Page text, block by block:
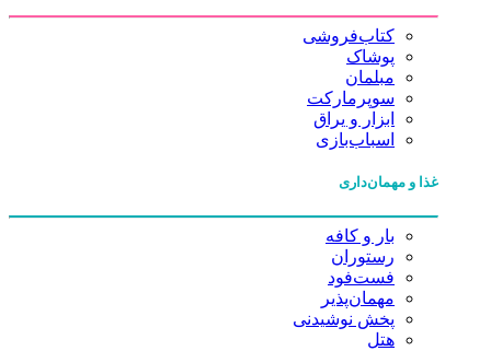
کتاب‌فروشی
پوشاک
مبلمان
سوپرمارکت
ابزار و یراق
اسباب‌بازی
غذا و مهمان‌داری
بار و کافه
رستوران
فست‌فود
مهمان‌پذیر
پخش نوشیدنی
هتل